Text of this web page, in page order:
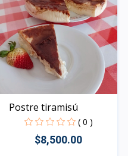
Postre tiramisú
( 0 )
$8,500.00